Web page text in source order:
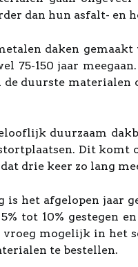
dan hun asfalt- en
daken
75-150 jaar
duurste materialen
duurzaam
Dit komt
drie keer zo lang
is het afgelopen jaar
tot 10% gestegen
vroeg mogelijk in het
te bestellen.